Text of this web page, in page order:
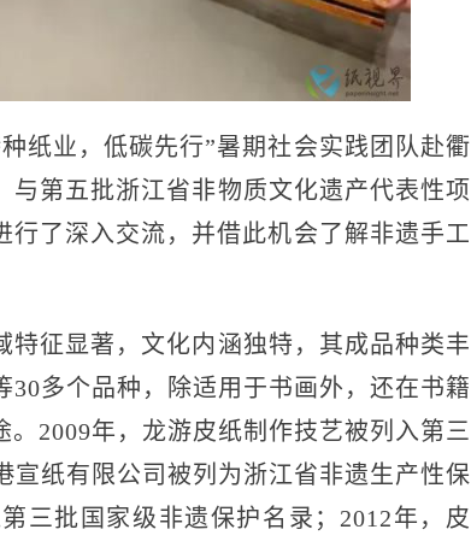
业，低碳先行”暑期社会实践团队赴衢
第五批浙江省非物质文化遗产代表性项
行了深入交流，并借此机会了解非遗手工
征显著，文化内涵独特，其成品种类丰
多个品种，除适用于书画外，还在书籍
2009年，龙游皮纸制作技艺被列入第三
宣纸有限公司被列为浙江省非遗生产性保
三批国家级非遗保护名录；2012年，皮